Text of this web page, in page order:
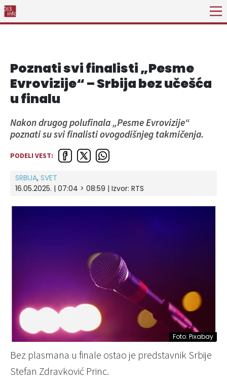
Poznati svi finalisti „Pesme
Evrovizije“ – Srbija bez učešća
u finalu
Nakon drugog polufinala „Pesme Evrovizije“
poznati su svi finalisti ovogodišnjeg takmičenja.
PODELI VEST:
SRBIJA, SVET
16.05.2025. | 07:04 > 08:59 | Izvor: RTS
Foto: Pixabay
Bez plasmana u finale ostao je predstavnik Srbije
Stefan Zdravković Princ.